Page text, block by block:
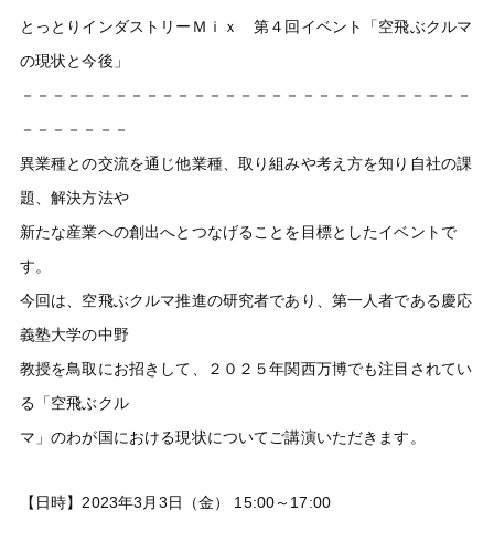
とっとりインダストリーＭｉｘ 第４回イベント「空飛ぶクルマ
の現状と今後」
－－－－－－－－－－－－－－－－－－－－－－－－－－－－－
－－－－－－－
異業種との交流を通じ他業種、取り組みや考え方を知り自社の課
題、解決方法や
新たな産業への創出へとつなげることを目標としたイベントで
す。
今回は、空飛ぶクルマ推進の研究者であり、第一人者である慶応
義塾大学の中野
教授を鳥取にお招きして、２０２５年関西万博でも注目されてい
る「空飛ぶクル
マ」のわが国における現状についてご講演いただきます。
【日時】2023年3月3日（金） 15:00～17:00